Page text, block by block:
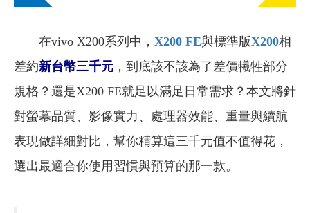
在vivo X200系列中， X200 FE與標準版X200相
差約新台幣三千元 ，到底該不該為了差價犧牲部分
規格？還是X200 FE就足以滿足日常需求？本文將針
對螢幕品質、影像實力、處理器效能、重量與續航
表現做詳細對比，幫你精算這三千元值不值得花，
選出最適合你使用習慣與預算的那一款。